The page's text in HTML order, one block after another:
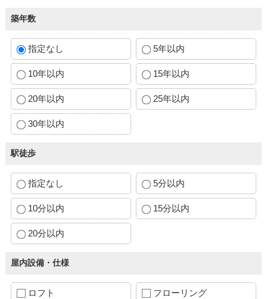
築年数
指定なし 5年以内
10年以内 15年以内
20年以内 25年以内
30年以内
駅徒歩
指定なし 5分以内
10分以内 15分以内
20分以内
屋内設備・仕様
ロフト フローリング